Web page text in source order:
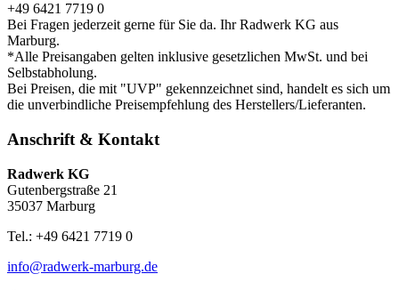
+49 6421 7719 0
Bei Fragen jederzeit gerne für Sie da. Ihr Radwerk KG aus
Marburg.
*Alle Preisangaben gelten inklusive gesetzlichen MwSt. und bei
Selbstabholung.
Bei Preisen, die mit "UVP" gekennzeichnet sind, handelt es sich um
die unverbindliche Preisempfehlung des Herstellers/Lieferanten.
Anschrift & Kontakt
Radwerk KG
Gutenbergstraße 21
35037 Marburg
Tel.: +49 6421 7719 0
info@radwerk-marburg.de